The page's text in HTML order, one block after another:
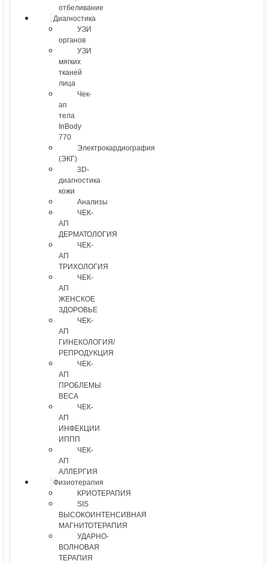
отбеливание
Диагностика
УЗИ
органов
УЗИ
мягких
тканей
лица
Чек-
ап
тела
InBody
770
Электрокардиография
(ЭКГ)
3D-
диагностика
кожи
Анализы
ЧЕК-
АП
ДЕРМАТОЛОГИЯ
ЧЕК-
АП
ТРИХОЛОГИЯ
ЧЕК-
АП
ЖЕНСКОЕ
ЗДОРОВЬЕ
ЧЕК-
АП
ГИНЕКОЛОГИЯ/
РЕПРОДУКЦИЯ
ЧЕК-
АП
ПРОБЛЕМЫ
ВЕСА
ЧЕК-
АП
ИНФЕКЦИИ
ИППП
ЧЕК-
АП
АЛЛЕРГИЯ
Физиотерапия
КРИОТЕРАПИЯ
SIS
ВЫСОКОИНТЕНСИВНАЯ
МАГНИТОТЕРАПИЯ
УДАРНО-
ВОЛНОВАЯ
ТЕРАПИЯ